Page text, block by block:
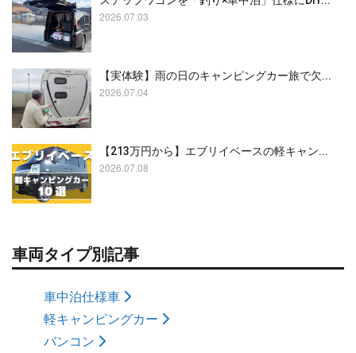
2026.07.03
【実体験】雨の日のキャンピングカー旅で欠...
2026.07.04
【213万円から】エブリイベースの軽キャン...
2026.07.08
車両タイプ別記事
車中泊仕様車
軽キャンピングカー
バンコン